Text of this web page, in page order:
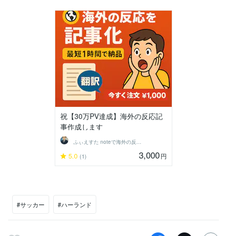
祝【30万PV達成】海外の反応記
事作成します
ふぃえすた noteで海外の反応記事投稿
5.0 (1) 3,000円
#サッカー #ハーランド